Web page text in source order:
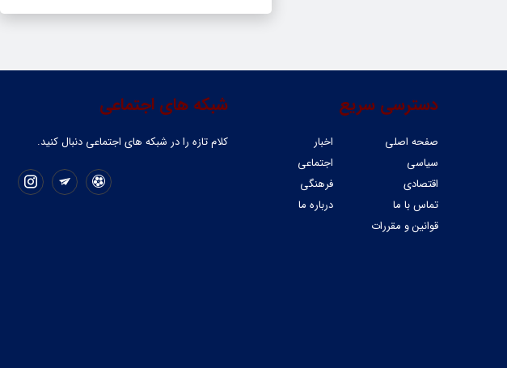
شبکه های اجتماعی
کلام تازه را در شبکه ‌های اجتماعی دنبال کنید.
دسترسی سریع
صفحه اصلی
اخبار
سیاسی
اجتماعی
اقتصادی
فرهنگی
تماس با ما
درباره ما
قوانین و مقررات